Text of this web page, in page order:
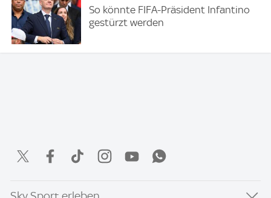
So könnte FIFA-Präsident Infantino
gestürzt werden